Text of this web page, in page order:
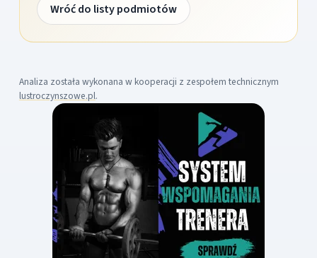
Wróć do listy podmiotów
Analiza została wykonana w kooperacji z zespołem technicznym
lustroczynszowe.pl.